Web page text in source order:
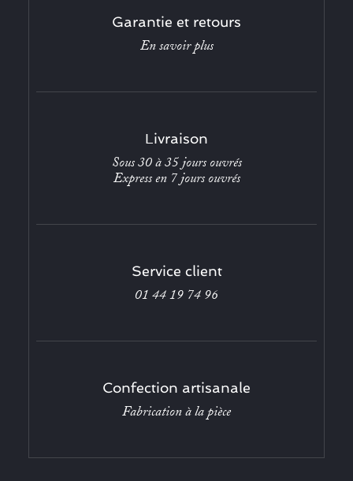
Garantie et retours
En savoir plus
Livraison
Sous 30 à 35 jours ouvrés
Express en 7 jours ouvrés
Service client
01 44 19 74 96
Confection artisanale
Fabrication à la pièce